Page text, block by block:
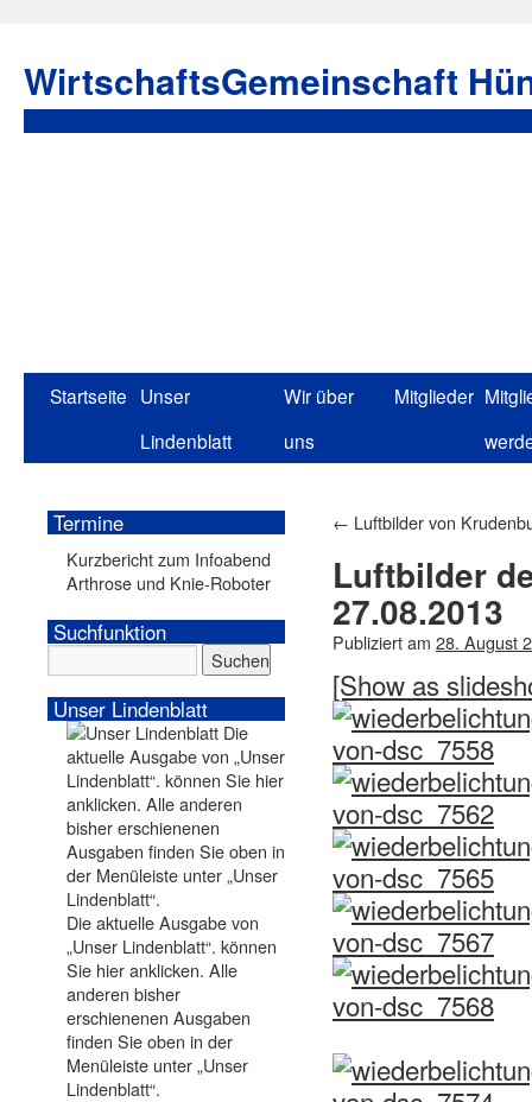
WirtschaftsGemeinschaft
Startseite Unser
Lindenblatt
Wir über
uns
Mitglieder
← Luftbilder von
Luftbilder
27.08.2013
Publiziert am 28. August
[Show as
Termine
Kurzbericht zum Infoabend
Arthrose und Knie-Roboter
Suchfunktion
Unser Lindenblatt
Die aktuelle Ausgabe von
„Unser Lindenblatt“. können
Sie hier anklicken. Alle
anderen bisher
erschienenen Ausgaben
finden Sie oben in der
Menüleiste unter „Unser
Lindenblatt“.